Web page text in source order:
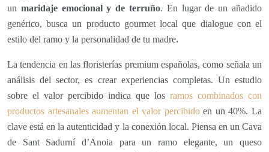
un maridaje emocional y de terruño. En lugar de un añadido
genérico, busca un producto gourmet local que dialogue con el
estilo del ramo y la personalidad de tu madre.
La tendencia en las floristerías premium españolas, como señala un
análisis del sector, es crear experiencias completas. Un estudio
sobre el valor percibido indica que los ramos combinados con
productos artesanales aumentan el valor percibidoen un 40%. La
clave está en la autenticidad y la conexión local. Piensa en un Cava
de Sant Sadurní d’Anoia para un ramo elegante, un queso